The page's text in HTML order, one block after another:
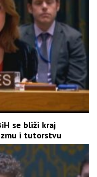
se bliži kraj
i tutorstvu